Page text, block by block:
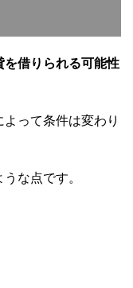
を借りられる可能性
って条件は変わり
な点です。